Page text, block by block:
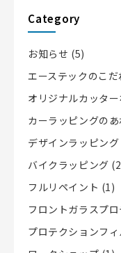
Category
お知らせ (5)
エーステックのこだ
オリジナルカッタ
カーラッピングの
デザインラッピング
バイクラッピング
フルリペイント (1)
フロントガラスプ
プロテクションフ